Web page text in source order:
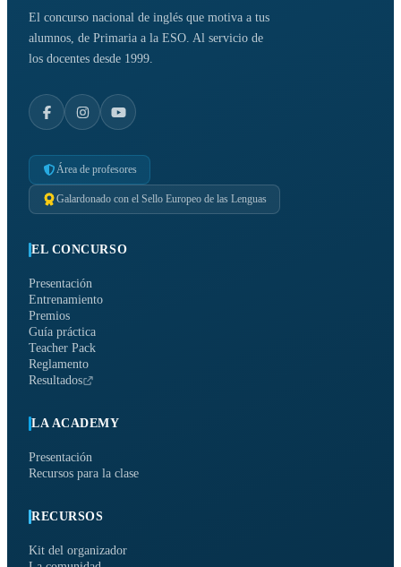
El concurso nacional de inglés que motiva a tus
alumnos, de Primaria a la ESO. Al servicio de
los docentes desde 1999.
Área de profesores
Galardonado con el Sello Europeo de las Lenguas
EL CONCURSO
Presentación
Entrenamiento
Premios
Guía práctica
Teacher Pack
Reglamento
Resultados
LA ACADEMY
Presentación
Recursos para la clase
RECURSOS
Kit del organizador